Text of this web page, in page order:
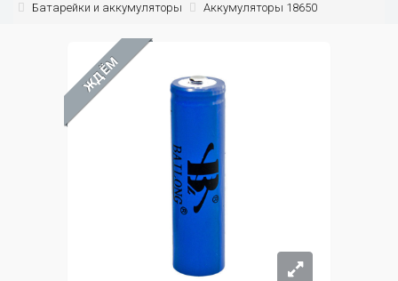
Батарейки и аккумуляторы
Аккумуляторы 18650
ЖДЁМ